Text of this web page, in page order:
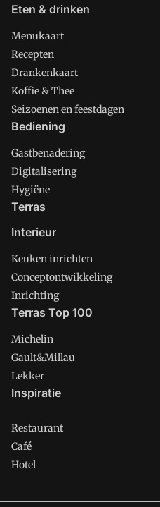
Eten & drinken
Menukaart
Recepten
Drankenkaart
Koffie & Thee
Seizoenen en feestdagen
Bediening
Gastbenadering
Digitalisering
Hygiëne
Terras
Interieur
Keuken inrichten
Conceptontwikkeling
Inrichting
Terras Top 100
Michelin
Gault&Millau
Lekker
Inspiratie
Restaurant
Café
Hotel